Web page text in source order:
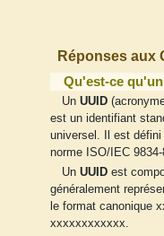
Réponses aux
Qu'est-ce
Un UUID
est un identifiant
universel. Il est
norme ISO/IEC 9834-
Un UUIDest
généralement
le format canonique
xxxxxxxxxxxx.